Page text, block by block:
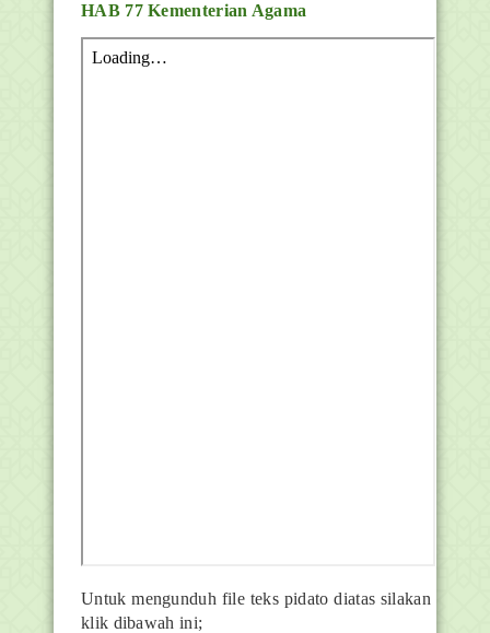
HAB 77 Kementerian Agama
Untuk mengunduh file teks pidato diatas silakan
klik dibawah ini;